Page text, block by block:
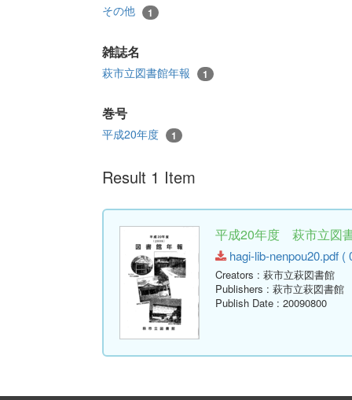
その他 1
雑誌名
萩市立図書館年報 1
巻号
平成20年度 1
Result 1 Item
平成20年度 萩市立図
hagi-lib-nenpou20.pdf (
Creators : 萩市立萩図書館
Publishers : 萩市立萩図書館
Publish Date : 20090800